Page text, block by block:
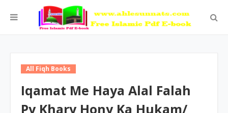
All Fiqh Books
Iqamat Me Haya Alal Falah
Py Khary Hony Ka Hukam/